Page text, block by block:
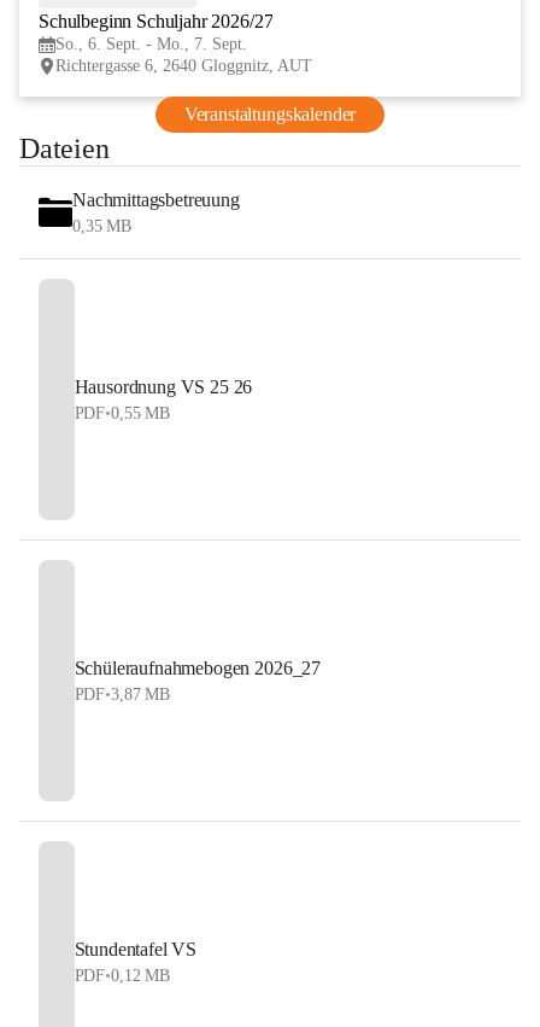
Schulbeginn Schuljahr 2026/27
So., 6. Sept. - Mo., 7. Sept.
Richtergasse 6, 2640 Gloggnitz, AUT
Veranstaltungskalender
Dateien
Nachmittagsbetreuung
0,35 MB
Hausordnung VS 25 26
PDF•0,55 MB
Schüleraufnahmebogen 2026_27
PDF•3,87 MB
Stundentafel VS
PDF•0,12 MB